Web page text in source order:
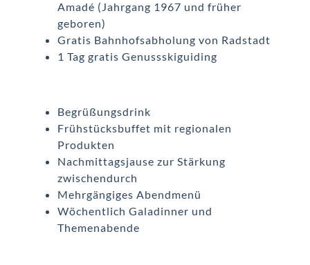
Amadé (Jahrgang 1967 und früher
geboren)
Gratis Bahnhofsabholung von Radstadt
1 Tag gratis Genussskiguiding
Begrüßungsdrink
Frühstücksbuffet mit regionalen
Produkten
Nachmittagsjause zur Stärkung
zwischendurch
Mehrgängiges Abendmenü
Wöchentlich Galadinner und
Themenabende